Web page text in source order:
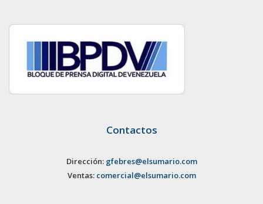
Contactos
Dirección: gfebres@elsumario.com
Ventas: comercial@elsumario.com